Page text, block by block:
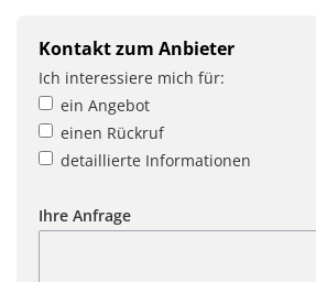
Kontakt zum Anbieter
Ich interessiere mich für:
ein Angebot
einen Rückruf
detaillierte Informationen
Ihre Anfrage